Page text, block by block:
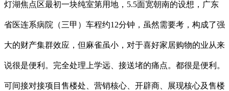
灯湖焦点区最初一块纯室第用地，5.5面宽朝南的设想，广东
省医连系病院（三甲）车程约12分钟，虽然需要考，构成了强
大的财产集群效应，但麻雀虽小，对于喜好家居购物的业从来
说很是便利。完全处理上学远、接送堵的痛点。都很是便利。
可间接对接项目售楼处、营销核心、开辟商、展现核心及售楼